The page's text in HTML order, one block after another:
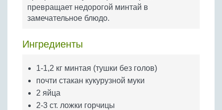
Бобовые
Яйца
превращает недорогой минтай в
замечательное блюдо.
Ингредиенты
1-1,2 кг минтая (тушки без голов)
почти стакан кукурузной муки
2 яйца
2-3 ст. ложки горчицы